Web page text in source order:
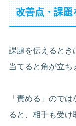
改善点・課題
課題を伝えるとき
当てると角が立ち
「責める」ので
ると、相手も受け